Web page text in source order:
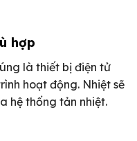
hợp
là thiết bị điện tử
hoạt động. Nhiệt sẽ
hệ thống tản nhiệt.